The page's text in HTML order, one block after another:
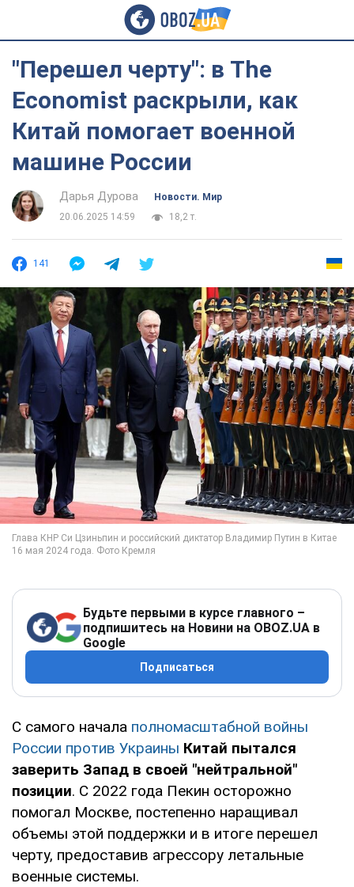
"Перешел черту": в The
Economist раскрыли, как
Китай помогает военной
машине России
Дарья Дурова
Новости. Мир
20.06.2025 14:59
18,2 т.
141
Будьте первыми в курсе главного –
подпишитесь на Новини на OBOZ.UA в
Google
Подписаться
С самого начала полномасштабной войны
России против Украины Китай пытался
заверить Запад в своей "нейтральной"
позиции. С 2022 года Пекин осторожно
помогал Москве, постепенно наращивал
объемы этой поддержки и в итоге перешел
черту, предоставив агрессору летальные
военные системы.